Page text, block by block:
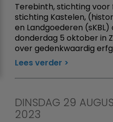
Terebinth, stichting
stichting Kastelen,
en Landgoederen
donderdag 5 oktober in
over gedenkwaardig
Lees verder
DINSDAG 29
2023